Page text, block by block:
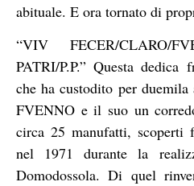
abituale. E ora tornato di
“VIV FECER/CLARO/
PATRI/P.P.” Questa dedica
che ha custodito per
FVENNO e il suo un
circa 25 manufatti, scoperti
nel 1971 durante la
Domodossola. Di quel